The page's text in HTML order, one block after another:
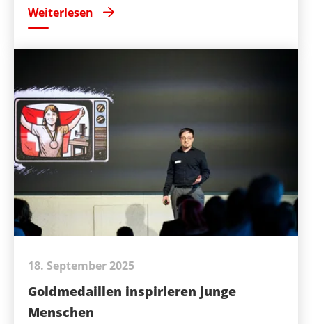
Weiterlesen
18. September 2025
Goldmedaillen inspirieren junge
Menschen